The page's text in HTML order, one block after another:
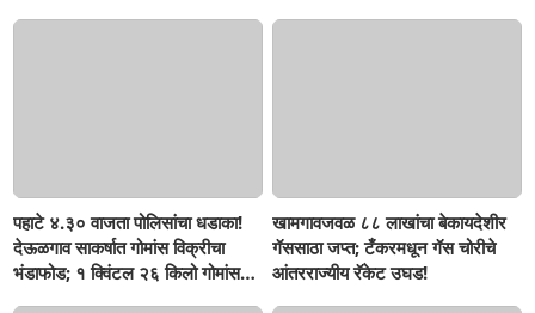
पहाटे ४.३० वाजता पोलिसांचा धडाका!
देऊळगाव साकर्षात गोमांस विक्रीचा
भंडाफोड; १ क्विंटल २६ किलो गोमांस
खामगावजवळ ८८ लाखांचा बेकायदेशीर
गॅससाठा जप्त; टँकरमधून गॅस चोरीचे
आंतरराज्यीय रॅकेट उघड!